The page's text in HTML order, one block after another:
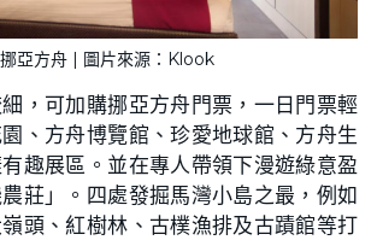
挪亞方舟 | 圖片來源：Klook
，可加購挪亞方舟門票，一日門票輕
、方舟博覽館、珍愛地球館、方舟生
趣展區。並在專人帶領下漫遊綠意盈
莊」。四處發掘馬灣小島之最，例如
頭、紅樹林、古樸漁排及古蹟館等打